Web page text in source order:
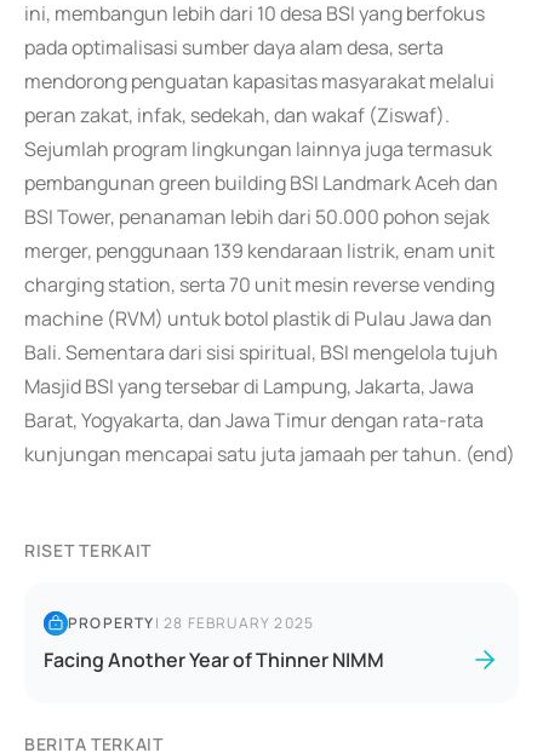
ini, membangun lebih dari 10 desa BSI yang berfokus
pada optimalisasi sumber daya alam desa, serta
mendorong penguatan kapasitas masyarakat melalui
peran zakat, infak, sedekah, dan wakaf (Ziswaf).
Sejumlah program lingkungan lainnya juga termasuk
pembangunan green building BSI Landmark Aceh dan
BSI Tower, penanaman lebih dari 50.000 pohon sejak
merger, penggunaan 139 kendaraan listrik, enam unit
charging station, serta 70 unit mesin reverse vending
machine (RVM) untuk botol plastik di Pulau Jawa dan
Bali. Sementara dari sisi spiritual, BSI mengelola tujuh
Masjid BSI yang tersebar di Lampung, Jakarta, Jawa
Barat, Yogyakarta, dan Jawa Timur dengan rata-rata
kunjungan mencapai satu juta jamaah per tahun. (end)
RISET TERKAIT
PROPERTY|28 FEBRUARY 2025
Facing Another Year of Thinner NIMM
BERITA TERKAIT